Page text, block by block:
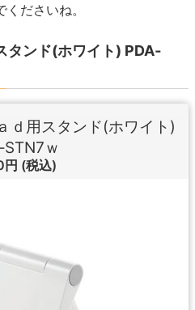
ださいね。
タンド(ホワイト) PDA‐
ｄ用スタンド(ホワイト)
ｗ
円 (税込)